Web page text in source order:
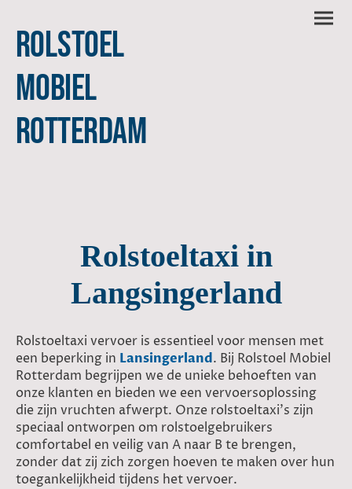
Rolstoel
Mobiel
Rotterdam
Rolstoeltaxi in
Langsingerland
Rolstoeltaxi vervoer is essentieel voor mensen met
een beperking in Lansingerland. Bij Rolstoel Mobiel
Rotterdam begrijpen we de unieke behoeften van
onze klanten en bieden we een vervoersoplossing
die zijn vruchten afwerpt. Onze rolstoeltaxi's zijn
speciaal ontworpen om rolstoelgebruikers
comfortabel en veilig van A naar B te brengen,
zonder dat zij zich zorgen hoeven te maken over hun
toegankelijkheid tijdens het vervoer.